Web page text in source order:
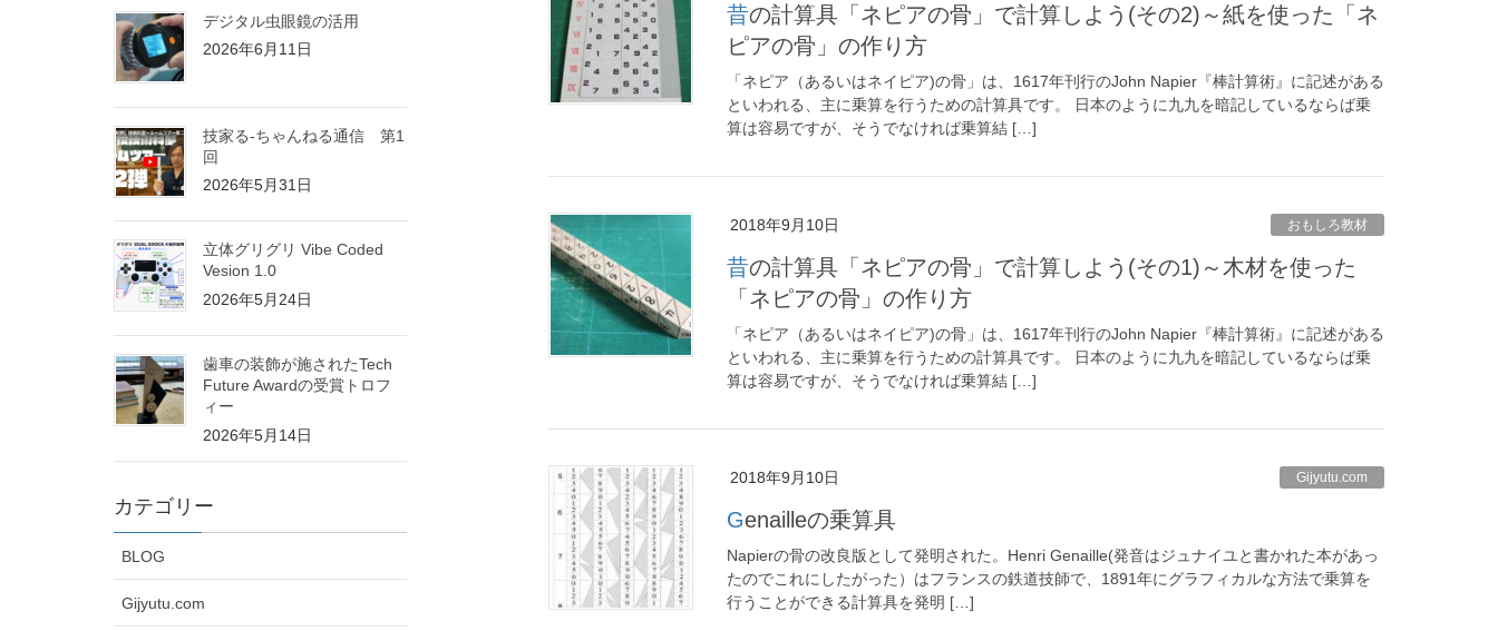
昔の計算具「ネピアの骨」で計算しよう(その2)～紙を使った「ネ
ピアの骨」の作り方
「ネピア（あるいはネイピア)の骨」は、1617年刊行のJohn Napier『棒計算術』に記述がある
といわれる、主に乗算を行うための計算具です。 日本のように九九を暗記しているならば乗
算は容易ですが、そうでなければ乗算結 […]
2018年9月10日 おもしろ教材
昔の計算具「ネピアの骨」で計算しよう(その1)～木材を使った
「ネピアの骨」の作り方
「ネピア（あるいはネイピア)の骨」は、1617年刊行のJohn Napier『棒計算術』に記述がある
といわれる、主に乗算を行うための計算具です。 日本のように九九を暗記しているならば乗
算は容易ですが、そうでなければ乗算結 […]
2018年9月10日 Gijyutu.com
Genailleの乗算具
Napierの骨の改良版として発明された。Henri Genaille(発音はジュナイユと書かれた本があっ
たのでこれにしたがった）はフランスの鉄道技師で、1891年にグラフィカルな方法で乗算を
行うことができる計算具を発明 […]
デジタル虫眼鏡の活用
2026年6月11日
技家る-ちゃんねる通信 第1
回
2026年5月31日
立体グリグリ Vibe Coded
Vesion 1.0
2026年5月24日
歯車の装飾が施されたTech
Future Awardの受賞トロフ
ィー
2026年5月14日
カテゴリー
BLOG
Gijyutu.com